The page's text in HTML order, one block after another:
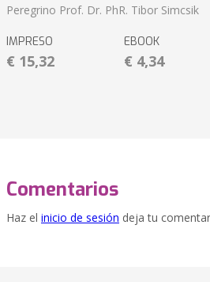
Peregrino Prof. Dr. PhR. Tibor Simcsik
IMPRESO
€ 15,32
EBOOK
€ 4,34
Comentarios
Haz el inicio de sesión deja tu